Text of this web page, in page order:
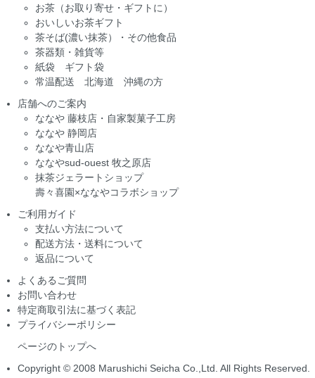
お茶（お取り寄せ・ギフトに）
おいしいお茶ギフト
茶そば(濃い抹茶）・その他食品
茶器類・雑貨等
紙袋 ギフト袋
常温配送 北海道 沖縄の方
店舗へのご案内
ななや 藤枝店・自家製菓子工房
ななや 静岡店
ななや青山店
ななやsud-ouest 牧之原店
抹茶ジェラートショップ
壽々喜園×ななやコラボショップ
ご利用ガイド
支払い方法について
配送方法・送料について
返品について
よくあるご質問
お問い合わせ
特定商取引法に基づく表記
プライバシーポリシー
ページのトップへ
Copyright © 2008 Marushichi Seicha Co.,Ltd. All Rights Reserved.